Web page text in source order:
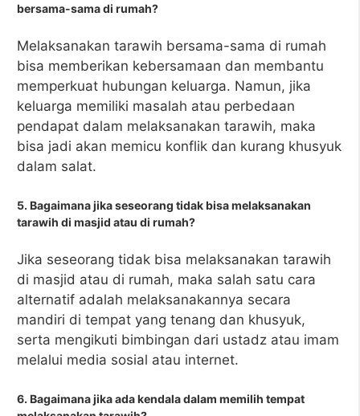
bersama-sama di rumah?
Melaksanakan tarawih bersama-sama di rumah
bisa memberikan kebersamaan dan membantu
memperkuat hubungan keluarga. Namun, jika
keluarga memiliki masalah atau perbedaan
pendapat dalam melaksanakan tarawih, maka
bisa jadi akan memicu konflik dan kurang khusyuk
dalam salat.
5. Bagaimana jika seseorang tidak bisa melaksanakan
tarawih di masjid atau di rumah?
Jika seseorang tidak bisa melaksanakan tarawih
di masjid atau di rumah, maka salah satu cara
alternatif adalah melaksanakannya secara
mandiri di tempat yang tenang dan khusyuk,
serta mengikuti bimbingan dari ustadz atau imam
melalui media sosial atau internet.
6. Bagaimana jika ada kendala dalam memilih tempat